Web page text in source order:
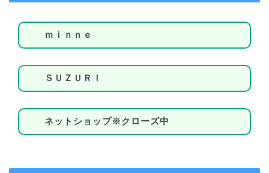
ｍｉｎｎｅ
ＳＵＺＵＲＩ
ネットショップ※クローズ中